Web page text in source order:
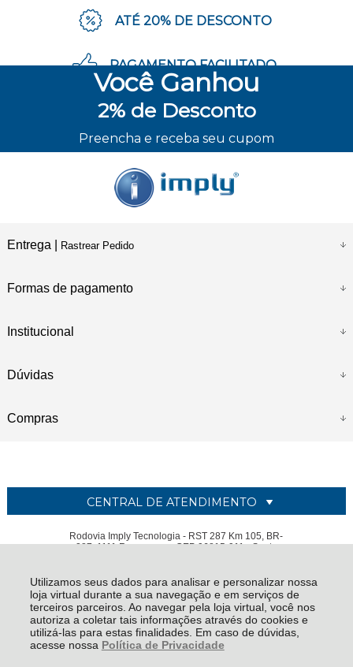
Utilizamos seus dados para analisar e personalizar nossa
loja virtual durante a sua navegação e em serviços de
terceiros parceiros. Ao navegar pela loja virtual, você nos
autoriza a coletar tais informações através do cookies e
utilizá-las para estas finalidades. Em caso de dúvidas,
acesse nossa Política de Privacidade
ATÉ 20% DE DESCONTO
PAGAMENTO FACILITADO
ENVIO RÁPIDO
Você Ganhou
2%de Desconto
Preencha e receba seu cupom
Entrega | Rastrear Pedido
Formas de pagamento
Institucional
Dúvidas
Compras
CENTRAL DE ATENDIMENTO
Rodovia Imply Tecnologia - RST 287 Km 105, BR-
287, 1111 Renascença CEP 96815-911 - Santa
IMPLY TECNOLOGIA ELETRONICA LTDA - CNPJ: 05.681.400/0001-23
Todos os direitos reservados-Imply-2026